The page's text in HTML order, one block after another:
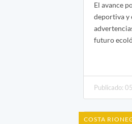
El avance
deportiva y
futuro
Publicado:
COSTA